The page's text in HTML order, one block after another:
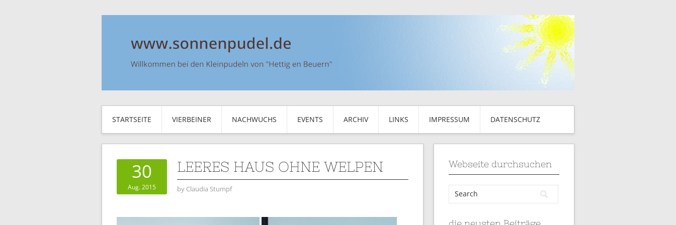
STARTSEITE VIERBEINER NACHWUCHS EVENTS ARCHIV LINKS IMPRESSUM DATENSCHUTZ
30
Aug. 2015
LEERES HAUS OHNE WELPEN
by Claudia Stumpf
Webseite durchsuchen